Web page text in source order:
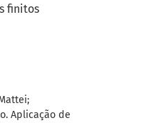
finitos
Aplicação de